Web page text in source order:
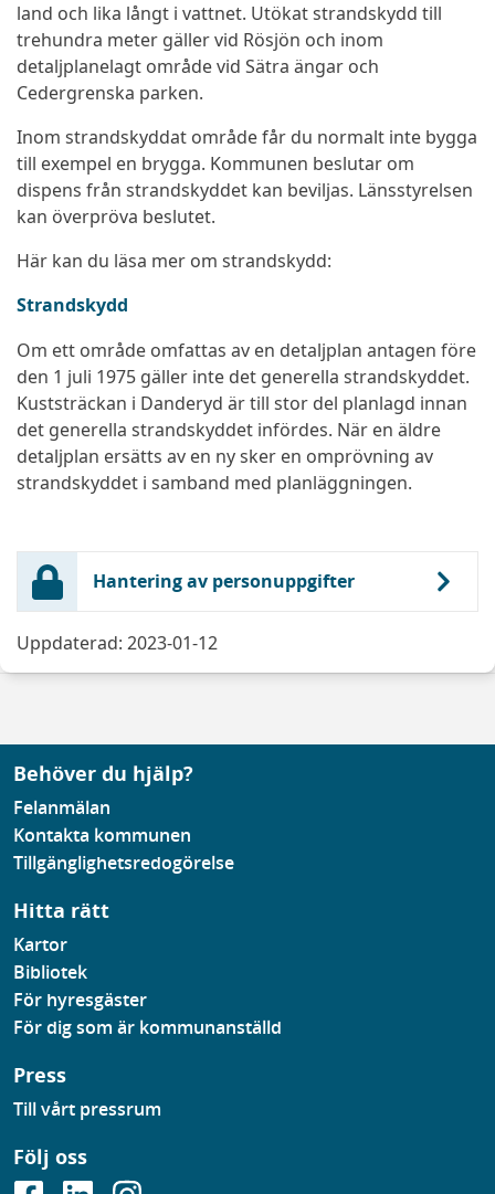
land och lika långt i vattnet. Utökat strandskydd till
trehundra meter gäller vid Rösjön och inom
detaljplanelagt område vid Sätra ängar och
Cedergrenska parken.
Inom strandskyddat område får du normalt inte bygga
till exempel en brygga. Kommunen beslutar om
dispens från strandskyddet kan beviljas. Länsstyrelsen
kan överpröva beslutet.
Här kan du läsa mer om strandskydd:
Strandskydd
Om ett område omfattas av en detaljplan antagen före
den 1 juli 1975 gäller inte det generella strandskyddet.
Kuststräckan i Danderyd är till stor del planlagd innan
det generella strandskyddet infördes. När en äldre
detaljplan ersätts av en ny sker en omprövning av
strandskyddet i samband med planläggningen.
Hantering av personuppgifter
Uppdaterad: 2023-01-12
Behöver du hjälp?
Felanmälan
Kontakta kommunen
Tillgänglighetsredogörelse
Hitta rätt
Kartor
Bibliotek
För hyresgäster
För dig som är kommunanställd
Press
Till vårt pressrum
Följ oss